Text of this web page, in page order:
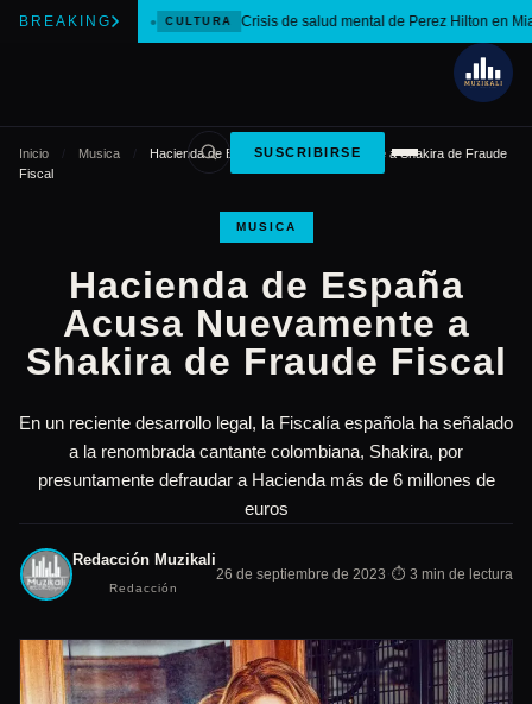
BREAKING CULTURA Crisis de salud mental de Perez Hilton en
SUSCRIBIRSE
Inicio Musica
Hacienda de España Acusa Nuevamente a Shakira de Fraude
Fiscal
MUSICA
Hacienda de España
Acusa Nuevamente a
Shakira de Fraude Fiscal
En un reciente desarrollo legal, la Fiscalía española ha señalado
a la renombrada cantante colombiana, Shakira, por
presuntamente defraudar a Hacienda más de 6 millones de
euros
Redacción Muzikali
Redacción
26 de septiembre de 2023 ·⏱ 3 min de lectura